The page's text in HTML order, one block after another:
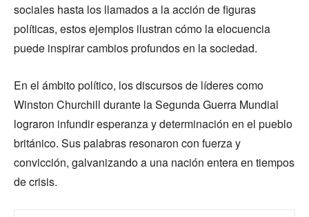
sociales hasta los llamados a la acción de figuras
políticas, estos ejemplos ilustran cómo la elocuencia
puede inspirar cambios profundos en la sociedad.
En el ámbito político, los discursos de líderes como
Winston Churchill durante la Segunda Guerra Mundial
lograron infundir esperanza y determinación en el pueblo
británico. Sus palabras resonaron con fuerza y
convicción, galvanizando a una nación entera en tiempos
de crisis.